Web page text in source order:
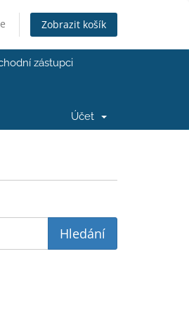
Zobrazit košík
zástupci
Účet